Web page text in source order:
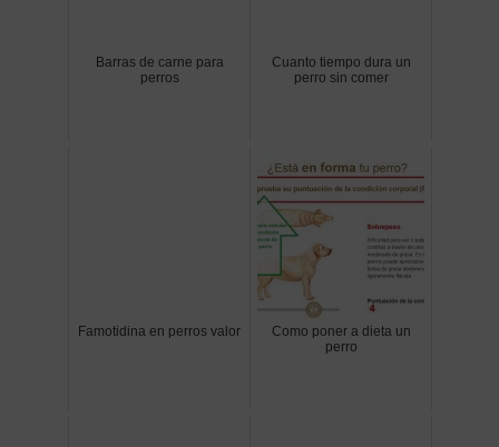
Barras de carne para
perros
Cuanto tiempo dura un
perro sin comer
Famotidina en perros valor
Como poner a dieta un
perro